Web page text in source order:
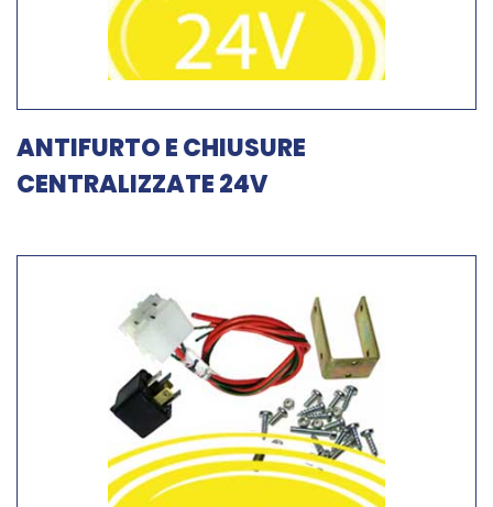
ANTIFURTO E CHIUSURE
CENTRALIZZATE 24V